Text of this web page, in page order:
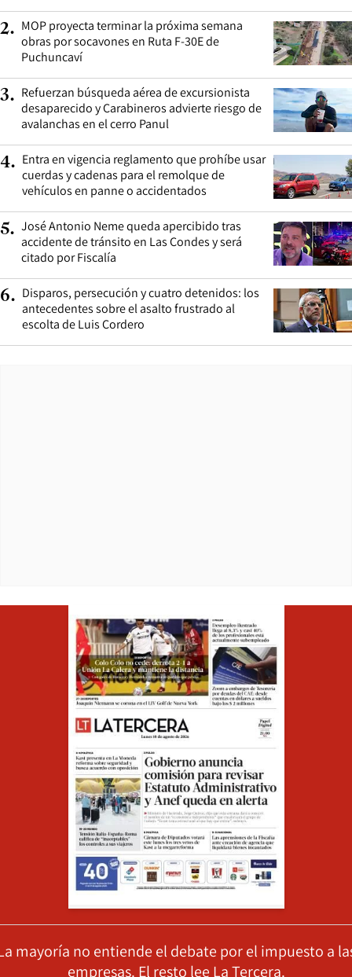
2. MOP proyecta terminar la próxima semana
obras por socavones en Ruta F-30E de
Puchuncaví
3. Refuerzan búsqueda aérea de excursionista
desaparecido y Carabineros advierte riesgo de
avalanchas en el cerro Panul
4. Entra en vigencia reglamento que prohíbe usar
cuerdas y cadenas para el remolque de
vehículos en panne o accidentados
5. José Antonio Neme queda apercibido tras
accidente de tránsito en Las Condes y será
citado por Fiscalía
6. Disparos, persecución y cuatro detenidos: los
antecedentes sobre el asalto frustrado al
escolta de Luis Cordero
mayoría no entiende el debate por el impuesto a
empresas. El resto lee La Tercera.